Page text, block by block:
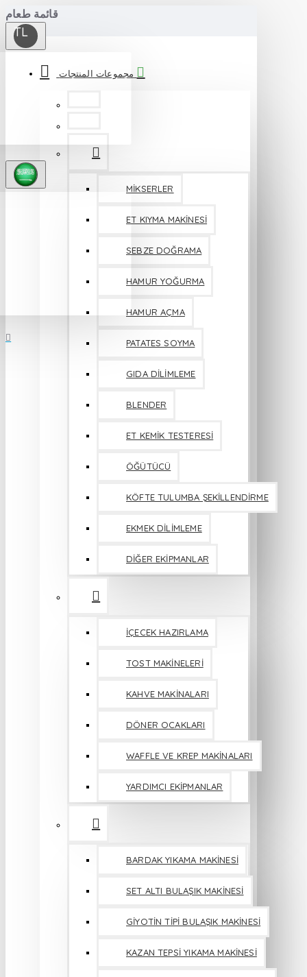
قائمة طعام
TL
مجموعات المنتجات
MİKSERLER
ET KIYMA MAKİNESİ
SEBZE DOĞRAMA
HAMUR YOĞURMA
HAMUR AÇMA
PATATES SOYMA
GIDA DİLİMLEME
BLENDER
ET KEMİK TESTERESİ
ÖĞÜTÜCÜ
KÖFTE TULUMBA ŞEKİLLENDİRME
EKMEK DİLİMLEME
DİĞER EKİPMANLAR
İÇECEK HAZIRLAMA
TOST MAKİNELERİ
KAHVE MAKİNALARI
DÖNER OCAKLARI
WAFFLE VE KREP MAKİNALARI
YARDIMCI EKİPMANLAR
BARDAK YIKAMA MAKİNESİ
SET ALTI BULAŞIK MAKİNESİ
GİYOTİN TİPİ BULAŞIK MAKİNESİ
KAZAN TEPSİ YIKAMA MAKİNESİ